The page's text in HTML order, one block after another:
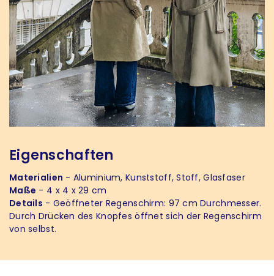
Eigenschaften
Materialien - Aluminium, Kunststoff, Stoff, Glasfaser
Maße - 4 x 4 x 29 cm
Details - Geöffneter Regenschirm: 97 cm Durchmesser.
Durch Drücken des Knopfes öffnet sich der Regenschirm
von selbst.